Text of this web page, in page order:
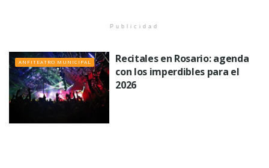
Publicidad
ANFITEATRO MUNICIPAL
Recitales en Rosario: agenda
con los imperdibles para el
2026